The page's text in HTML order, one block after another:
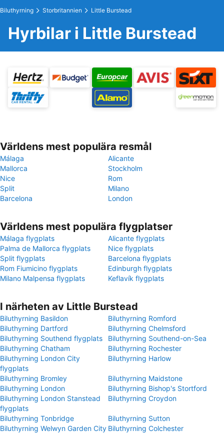
Biluthyrning Storbritannien Little Burstead
Hyrbilar i Little Burstead
Världens mest populära resmål
Málaga
Alicante
Mallorca
Stockholm
Nice
Rom
Split
Milano
Barcelona
London
Världens mest populära flygplatser
Málaga flygplats
Alicante flygplats
Palma de Mallorca flygplats
Nice flygplats
Split flygplats
Barcelona flygplats
Rom Fiumicino flygplats
Edinburgh flygplats
Milano Malpensa flygplats
Keflavík flygplats
I närheten av Little Burstead
Biluthyrning Basildon
Biluthyrning Romford
Biluthyrning Dartford
Biluthyrning Chelmsford
Biluthyrning Southend flygplats
Biluthyrning Southend-on-Sea
Biluthyrning Chatham
Biluthyrning Rochester
Biluthyrning London City
flygplats
Biluthyrning Harlow
Biluthyrning Bromley
Biluthyrning Maidstone
Biluthyrning London
Biluthyrning Bishop's Stortford
Biluthyrning London Stanstead
flygplats
Biluthyrning Croydon
Biluthyrning Tonbridge
Biluthyrning Sutton
Biluthyrning Welwyn Garden City Biluthyrning Colchester